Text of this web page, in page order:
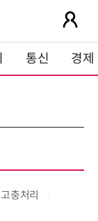
통신 경제
고충처리